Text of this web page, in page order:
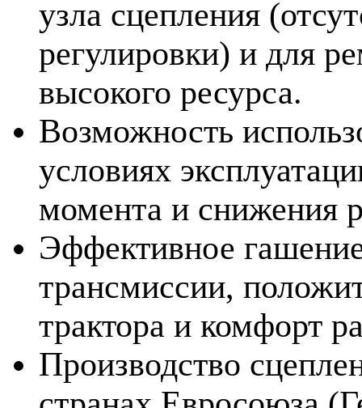
узла сцепления
регулировки) и для
высокого ресурса.
Возможность
условиях
момента и снижения
Эффективное
трансмиссии,
трактора и комфорт
Производство